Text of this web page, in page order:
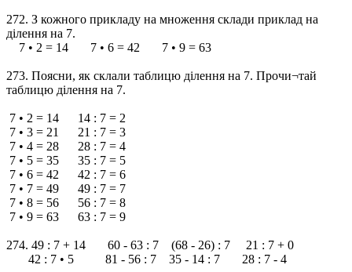
272. З кожного прикладу на множення склади приклад на
ділення на 7.
7 • 2 = 14 7 • 6 = 42 7 • 9 = 63
273. Поясни, як склали таблицю ділення на 7. Прочи¬тай
таблицю ділення на 7.
7 • 2 = 14 14 : 7 = 2
7 • 3 = 21 21 : 7 = 3
7 • 4 = 28 28 : 7 = 4
7 • 5 = 35 35 : 7 = 5
7 • 6 = 42 42 : 7 = 6
7 • 7 = 49 49 : 7 = 7
7 • 8 = 56 56 : 7 = 8
7 • 9 = 63 63 : 7 = 9
274. 49 : 7 + 14 60 - 63 : 7 (68 - 26) : 7 21 : 7 + 0
42 : 7 • 5 81 - 56 : 7 35 - 14 : 7 28 : 7 - 4